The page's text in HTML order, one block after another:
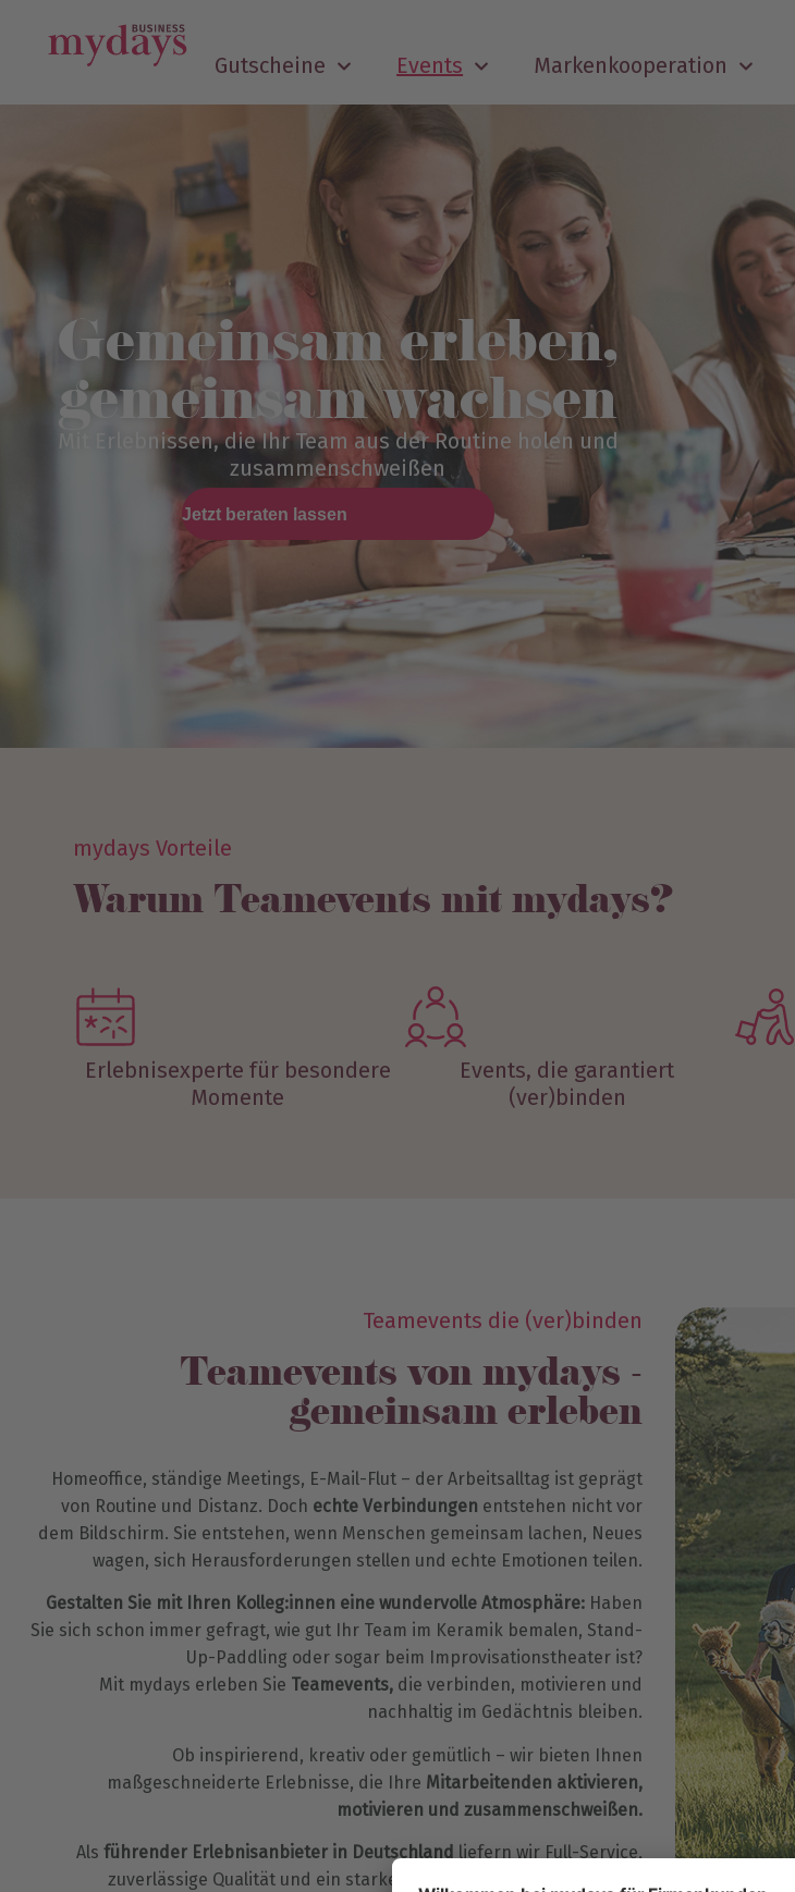
Gutscheine Events Markenkooperation
Gemeinsam erleben,
gemeinsam wachsen
Mit Erlebnissen, die Ihr Team aus der Routine holen und
zusammenschweißen
Jetzt beraten lassen
mydays Vorteile
Warum Teamevents mit mydays?
Erlebnisexperte für besondere
Momente
Events, die garantiert
(ver)binden
Teamevents die (ver)binden
Teamevents von mydays -
gemeinsam erleben
Homeoffice, ständige Meetings, E-Mail-Flut – der Arbeitsalltag ist geprägt
von Routine und Distanz. Doch echte Verbindungen entstehen nicht vor
dem Bildschirm. Sie entstehen, wenn Menschen gemeinsam lachen, Neues
wagen, sich Herausforderungen stellen und echte Emotionen teilen.
Gestalten Sie mit Ihren Kolleg:innen eine wundervolle Atmosphäre:Haben
Sie sich schon immer gefragt, wie gut Ihr Team im Keramik bemalen, Stand-
Up-Paddling oder sogar beim Improvisationstheater ist?
Mit mydays erleben Sie Teamevents,die verbinden, motivieren und
nachhaltig im Gedächtnis bleiben.
Ob inspirierend, kreativ oder gemütlich – wir bieten Ihnen
maßgeschneiderte Erlebnisse, die Ihre Mitarbeitenden aktivieren,
motivieren und zusammenschweißen.
Als führender Erlebnisanbieter in Deutschland liefern wir Full-Service,
zuverlässige Qualität und ein starkes Partnernetzwerk – damit Ihr